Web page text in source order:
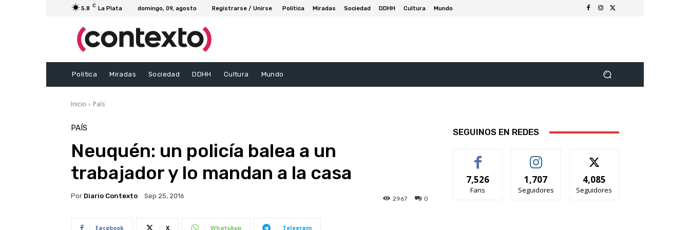
5.8 C La Plata domingo, 09, agosto Registrarse / Unirse Politica Miradas Sociedad DDHH Cultura Mundo
Politica Miradas Sociedad DDHH Cultura Mundo
Inicio País
PAÍS
Neuquén: un policía balea a un
trabajador y lo mandan a la casa
Por Diario Contexto Sep 25, 2016 0
2967
Facebook X WhatsApp Telegram
SEGUINOS EN REDES
7,526
Fans
1,707
Seguidores
4,085
Seguidores